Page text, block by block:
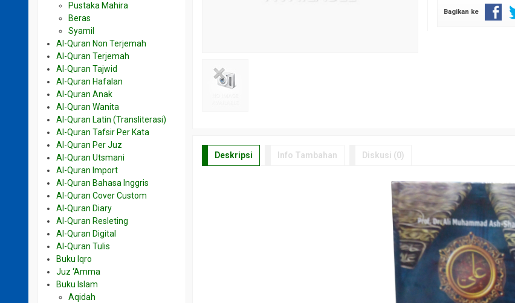
Bagikan ke
Deskripsi Info Tambahan Diskusi (0)
Pustaka Mahira
Beras
Syamil
Al-Quran Non Terjemah
Al-Quran Terjemah
Al-Quran Tajwid
Al-Quran Hafalan
Al-Quran Anak
Al-Quran Wanita
Al-Quran Latin (Transliterasi)
Al-Quran Tafsir Per Kata
Al-Quran Per Juz
Al-Quran Utsmani
Al-Quran Import
Al-Quran Bahasa Inggris
Al-Quran Cover Custom
Al-Quran Diary
Al-Quran Resleting
Al-Quran Digital
Al-Quran Tulis
Buku Iqro
Juz ‘Amma
Buku Islam
Aqidah